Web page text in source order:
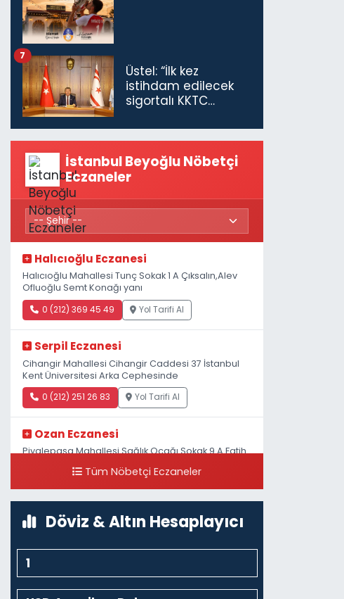
Üstel: “İlk kez
istihdam edilecek
sigortalı KKTC
maaş desteğini 35
bin TL'ye çıkardık”
7
İstanbul Beyoğlu Nöbetçi
Eczaneler
Halıcıoğlu Eczanesi
Halıcıoğlu Mahallesi Tunç Sokak 1 A Çıksalın,Alev
Ofluoğlu Semt Konağı yanı
0 (212) 369 45 49 Yol Tarifi Al
Serpil Eczanesi
Cihangir Mahallesi Cihangir Caddesi 37 İstanbul
Kent Üniversitesi Arka Cephesinde
0 (212) 251 26 83 Yol Tarifi Al
Ozan Eczanesi
Piyalepaşa Mahallesi Sağlık Ocağı Sokak 9 A Fatih
Tüm Nöbetçi Eczaneler
Döviz & Altın Hesaplayıcı